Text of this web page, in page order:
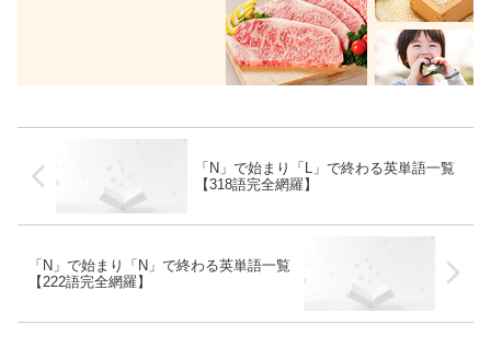
「N」で始まり「L」で終わる英単語一覧
【318語完全網羅】
「N」で始まり「N」で終わる英単語一覧
【222語完全網羅】